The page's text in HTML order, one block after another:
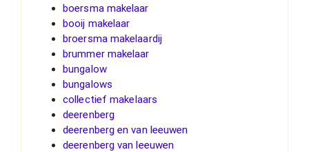
boersma makelaar
booij makelaar
broersma makelaardij
brummer makelaar
bungalow
bungalows
collectief makelaars
deerenberg
deerenberg en van leeuwen
deerenberg van leeuwen